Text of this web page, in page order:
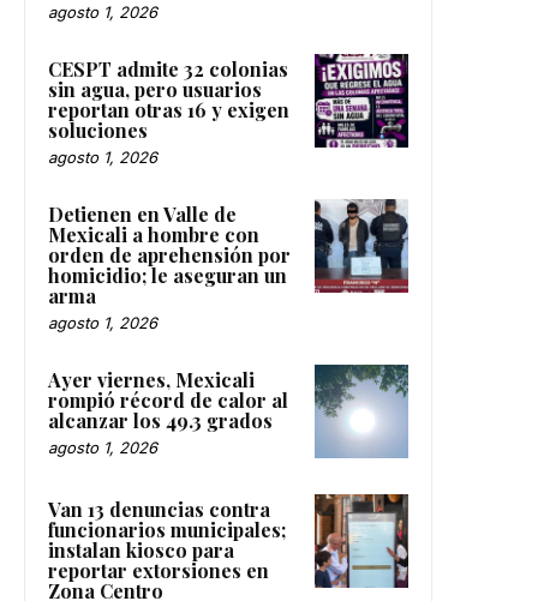
agosto 1, 2026
CESPT admite 32 colonias
sin agua, pero usuarios
reportan otras 16 y exigen
soluciones
agosto 1, 2026
Detienen en Valle de
Mexicali a hombre con
orden de aprehensión por
homicidio; le aseguran un
arma
agosto 1, 2026
Ayer viernes, Mexicali
rompió récord de calor al
alcanzar los 49.3 grados
agosto 1, 2026
Van 13 denuncias contra
funcionarios municipales;
instalan kiosco para
reportar extorsiones en
Zona Centro